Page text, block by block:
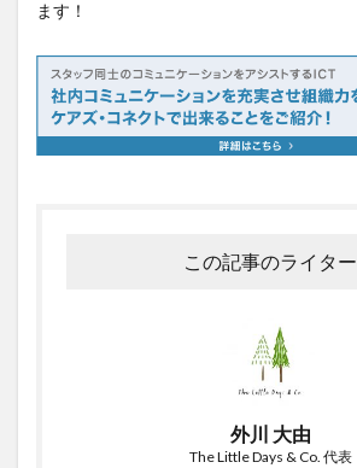
ます！
この記事のライター
外川 大由
The Little Days & Co. 代表